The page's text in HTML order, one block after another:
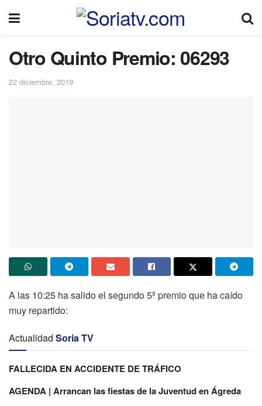
Otro Quinto Premio: 06293
22 diciembre, 2019
A las 10:25 ha salido el segundo 5º premio que ha caído
muy repartido:
Actualidad Soria TV
FALLECIDA EN ACCIDENTE DE TRÁFICO
AGENDA | Arrancan las fiestas de la Juventud en Ágreda